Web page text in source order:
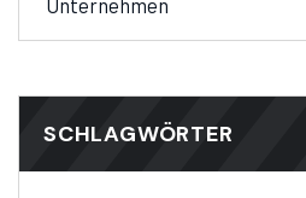
Unternehmen
SCHLAGWÖRTER